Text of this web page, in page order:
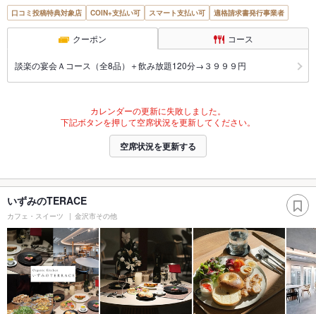
口コミ投稿特典対象店 COIN+支払い可 スマート支払い可 適格請求書発行事業者
クーポン コース
談楽の宴会Ａコース（全8品）＋飲み放題120分→３９９９円
カレンダーの更新に失敗しました。
下記ボタンを押して空席状況を更新してください。
空席状況を更新する
いずみのTERACE
カフェ・スイーツ 金沢市その他